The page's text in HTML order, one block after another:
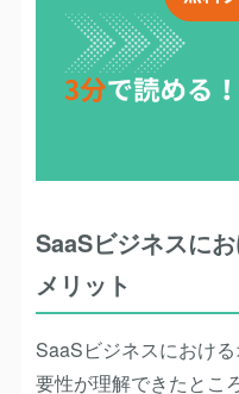
SaaSビジネスに
メリット
SaaSビジネスにおけ
要性が理解できたとこ